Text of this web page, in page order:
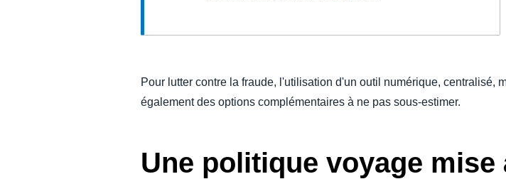
Pour lutter contre la fraude, l'utilisation d'un outil numérique, centralisé,
également des options complémentaires à ne pas sous-estimer.
Une politique voyage mise